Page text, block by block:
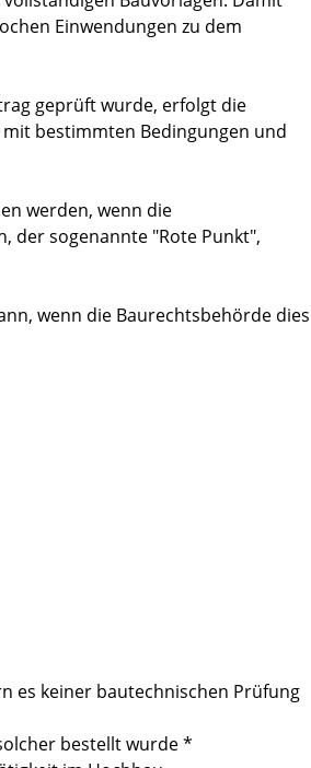
Einwendungen zu dem
geprüft wurde, erfolgt die
bestimmten Bedingungen und
werden, wenn die
der sogenannte "Rote Punkt",
wenn die Baurechtsbehörde dies
es keiner bautechnischen Prüfung
bestellt wurde *